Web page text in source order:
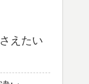
えたい